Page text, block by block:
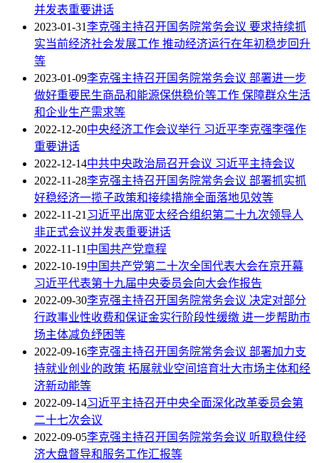
并发表重要讲话
2023-01-31李克强主持召开国务院常务会议 要求持续抓
实当前经济社会发展工作 推动经济运行在年初稳步回升
等
2023-01-09李克强主持召开国务院常务会议 部署进一步
做好重要民生商品和能源保供稳价等工作 保障群众生活
和企业生产需求等
2022-12-20中央经济工作会议举行 习近平李克强李强作
重要讲话
2022-12-14中共中央政治局召开会议 习近平主持会议
2022-11-28李克强主持召开国务院常务会议 部署抓实抓
好稳经济一揽子政策和接续措施全面落地见效等
2022-11-21习近平出席亚太经合组织第二十九次领导人
非正式会议并发表重要讲话
2022-11-11中国共产党章程
2022-10-19中国共产党第二十次全国代表大会在京开幕
习近平代表第十九届中央委员会向大会作报告
2022-09-30李克强主持召开国务院常务会议 决定对部分
行政事业性收费和保证金实行阶段性缓缴 进一步帮助市
场主体减负纾困等
2022-09-16李克强主持召开国务院常务会议 部署加力支
持就业创业的政策 拓展就业空间培育壮大市场主体和经
济新动能等
2022-09-14习近平主持召开中央全面深化改革委员会第
二十七次会议
2022-09-05李克强主持召开国务院常务会议 听取稳住经
济大盘督导和服务工作汇报等